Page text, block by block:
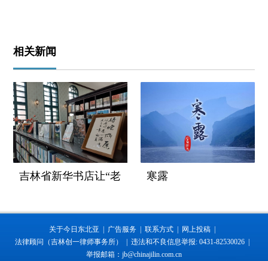
相关新闻
吉林省新华书店让“老 寒露
关于今日东北亚 | 广告服务 | 联系方式 | 网上投稿 |
法律顾问（吉林创一律师事务所） | 违法和不良信息举报: 0431-82530026 |
举报邮箱：jb@chinajilin.com.cn